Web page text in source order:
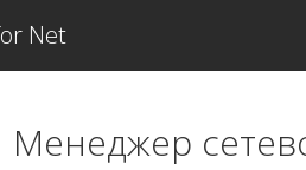
Net
Менеджер